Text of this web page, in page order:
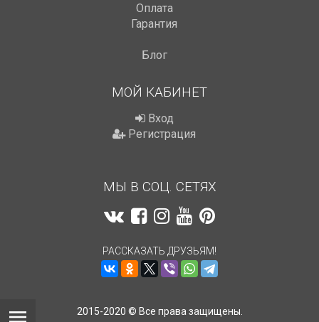
Оплата
Гарантия
Блог
МОЙ КАБИНЕТ
Вход
Регистрация
МЫ В СОЦ. СЕТЯХ
РАССКАЗАТЬ ДРУЗЬЯМ!
2015-2020 © Все права защищены.